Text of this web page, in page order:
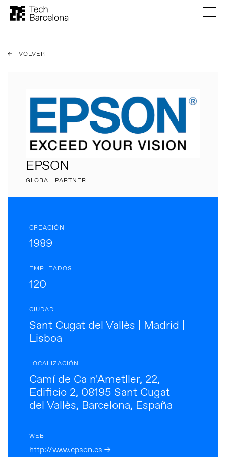
VOLVER
EPSON
GLOBAL PARTNER
CREACIÓN
1989
EMPLEADOS
120
CIUDAD
Sant Cugat del Vallès | Madrid |
Lisboa
LOCALIZACIÓN
Camí de Ca n'Ametller, 22,
Edificio 2, 08195 Sant Cugat
del Vallès, Barcelona, España
WEB
http://www.epson.es →